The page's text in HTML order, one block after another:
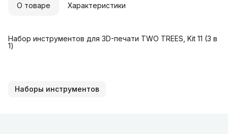
О товаре Характеристики
Набор инструментов для 3D-печати TWO TREES, Kit 11 (3 в
1)
Наборы инструментов